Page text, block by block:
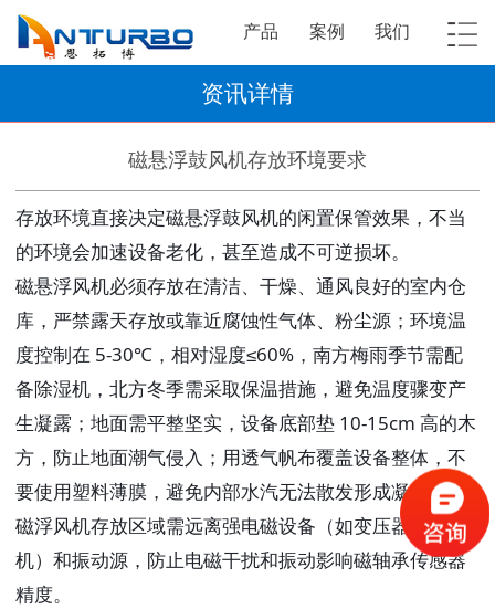
产品 案例 我们
资讯详情
磁悬浮鼓风机存放环境要求
存放环境直接决定磁悬浮鼓风机的闲置保管效果，不当
的环境会加速设备老化，甚至造成不可逆损坏。
磁悬浮风机必须存放在清洁、干燥、通风良好的室内仓
库，严禁露天存放或靠近腐蚀性气体、粉尘源；环境温
度控制在 5-30℃，相对湿度≤60%，南方梅雨季节需配
备除湿机，北方冬季需采取保温措施，避免温度骤变产
生凝露；地面需平整坚实，设备底部垫 10-15cm 高的木
方，防止地面潮气侵入；用透气帆布覆盖设备整体，不
要使用塑料薄膜，避免内部水汽无法散发形成凝露。
磁浮风机存放区域需远离强电磁设备（如变压器、电焊
机）和振动源，防止电磁干扰和振动影响磁轴承传感器
精度。